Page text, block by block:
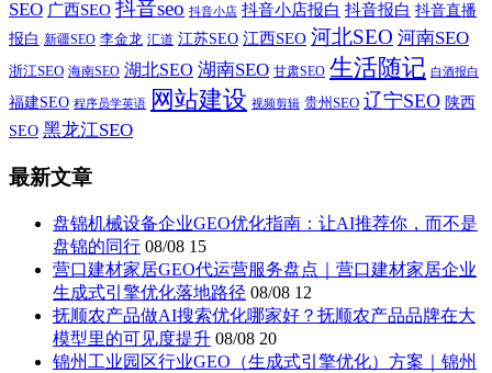
SEO 广西SEO 抖音seo 抖音小店 抖音小店报白 抖音报白 抖音直播
报白 新疆SEO 李金龙 汇道 江苏SEO 江西SEO 河北SEO 河南SEO
浙江SEO 海南SEO 湖北SEO 湖南SEO 甘肃SEO 生活随记 白酒报白
福建SEO 程序员学英语 网站建设 视频剪辑 贵州SEO 辽宁SEO 陕西
SEO 黑龙江SEO
最新文章
盘锦机械设备企业GEO优化指南：让AI推荐你，而不是
盘锦的同行 08/08 15
营口建材家居GEO代运营服务盘点｜营口建材家居企业
生成式引擎优化落地路径 08/08 12
抚顺农产品做AI搜索优化哪家好？抚顺农产品品牌在大
模型里的可见度提升 08/08 20
锦州工业园区行业GEO（生成式引擎优化）方案｜锦州